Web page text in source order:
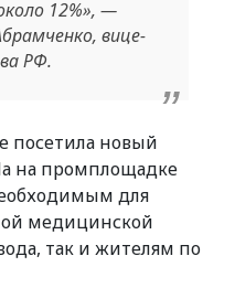
12%», —
вице-
РФ.
посетила новый
на промплощадке
для
медицинской
так и жителям по